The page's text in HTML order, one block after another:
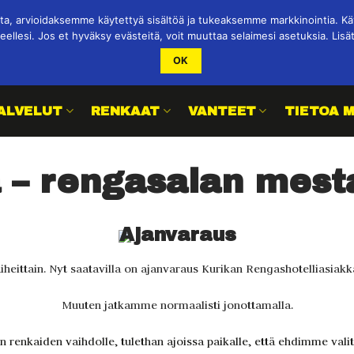
RENKAAT VANTEET TIETOA
– rengasalan
Ajanvaraus
Nyt saatavilla on ajanvaraus Kurikan
Muuten jatkamme normaalisti jonottamalla.
renkaiden vaihdolle, tulethan ajoissa paikalle, että ehdimme
arvioidaksemme käytettyä sisältöä ja tukeaksemme markkinointia.
Jos et hyväksy evästeitä, voit muuttaa selaimesi asetuksia.
OK